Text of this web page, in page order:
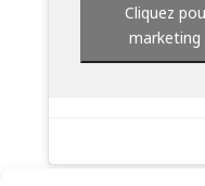
Cliquez